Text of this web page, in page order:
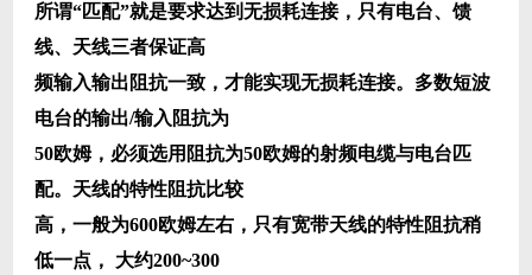
所谓“匹配”就是要求达到无损耗连接，只有电台、馈
线、天线三者保证高
频输入输出阻抗一致，才能实现无损耗连接。多数短波
电台的输出/输入阻抗为
50欧姆，必须选用阻抗为50欧姆的射频电缆与电台匹
配。天线的特性阻抗比较
高，一般为600欧姆左右，只有宽带天线的特性阻抗稍
低一点， 大约200~300